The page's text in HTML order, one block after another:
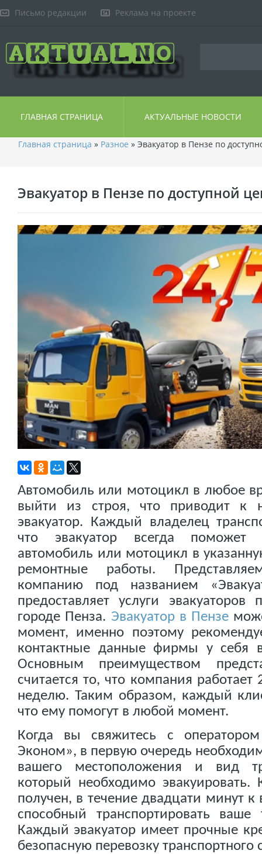
Письмо редакции Реклама на проекте
ГЛАВНАЯ СТРАНИЦА АКТУАЛЬНЫЕ НОВОСТИ
Главная страница » Разное » Эвакуатор в Пензе по
Эвакуатор в Пензе по доступной
Автомобиль или мотоцикл в любое
выйти из строя, что приводит к
эвакуатор. Каждый владелец
что эвакуатор всегда поможет
автомобиль или мотоцикл в
ремонтные работы.
компанию под названием
предоставляет услуги
городе Пенза. Эвакуатор в Пензе
момент, именно поэтому
контактные данные фирмы у себя
Основным преимуществом
считается то, что компания
неделю. Таким образом, каждый
что ему помогут в любой момент.
Когда вы свяжитесь с
Эконом», в первую очередь
вашего местоположения и вид
который необходимо эвакуировать.
получен, в течение двадцати минут к
способный транспортировать ваше
Каждый эвакуатор имеет прочные
безопасную перевозку транспортного